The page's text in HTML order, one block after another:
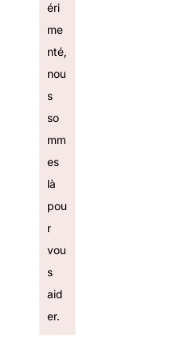
éri
me
nté,
nou
s
so
mm
es
là
pou
r
vou
s
aid
er.